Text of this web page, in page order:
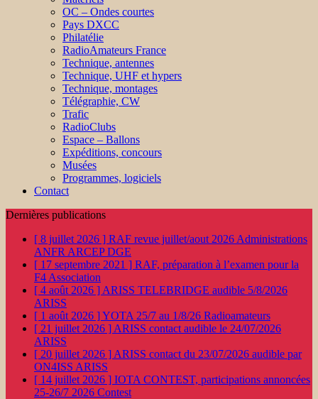
OC – Ondes courtes
Pays DXCC
Philatélie
RadioAmateurs France
Technique, antennes
Technique, UHF et hypers
Technique, montages
Télégraphie, CW
Trafic
RadioClubs
Espace – Ballons
Expéditions, concours
Musées
Programmes, logiciels
Contact
Dernières publications
[ 8 juillet 2026 ] RAF revue juillet/aout 2026 Administrations
ANFR ARCEP DGE
[ 17 septembre 2021 ] RAF, préparation à l’examen pour la
F4 Association
[ 4 août 2026 ] ARISS TELEBRIDGE audible 5/8/2026
ARISS
[ 1 août 2026 ]YOTA 25/7 au 1/8/26 Radioamateurs
[ 21 juillet 2026 ] ARISS contact audible le 24/07/2026
ARISS
[ 20 juillet 2026 ] ARISS contact du 23/07/2026 audible par
ON4ISS ARISS
[ 14 juillet 2026 ] IOTA CONTEST, participations annoncées
25-26/7 2026 Contest